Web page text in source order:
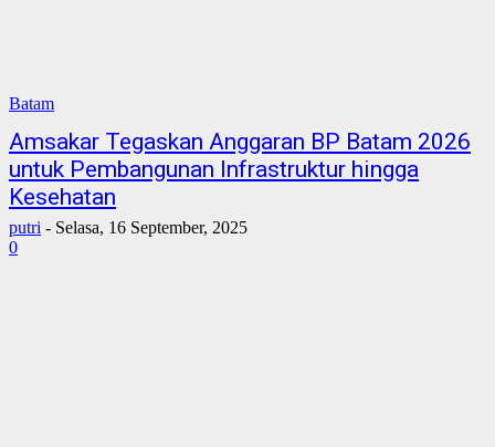
Batam
Amsakar Tegaskan Anggaran BP Batam 2026
untuk Pembangunan Infrastruktur hingga
Kesehatan
putri - Selasa, 16 September, 2025
0